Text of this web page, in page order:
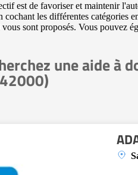
est de favoriser et maintenir
les différentes
sont proposés. Vous
une aide à